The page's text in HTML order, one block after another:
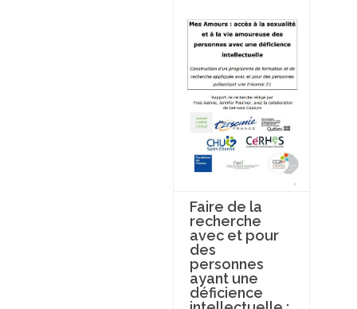
Faire de la
recherche
avec et pour
des
personnes
ayant une
déficience